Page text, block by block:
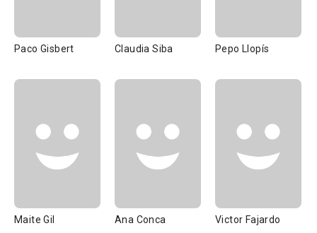
Paco Gisbert Claudia Siba Pepo Llopís
Maite Gil Ana Conca Victor Fajardo